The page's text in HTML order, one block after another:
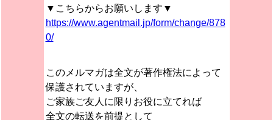
▼こちらからお願いします▼
https://www.agentmail.jp/form/change/878
0/
このメルマガは全文が著作権法によって
保護されていますが、
ご家族ご友人に限りお役に立てれば
全文の転送を前提として